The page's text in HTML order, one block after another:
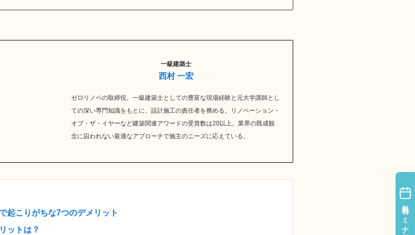
無料セミナー
一級建築士
西村 一宏
ゼロリノベの取締役。一級建築士としての豊富な現場経験と元大学講師とし
ての深い専門知識をもとに、設計施工の責任者を務める。リノベーション・
オブ・ザ・イヤーなど建築関連アワードの受賞数は20以上。業界の既成観
念に囚われない最適なアプローチで施主のニーズに応えている。
起こりがちな7つのデメリット
ットは？
無料セミナー